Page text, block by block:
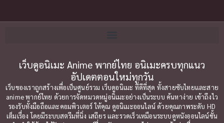
เว็บดูอนิเมะ Anime พากย์ไทย อนิเมะครบทุกแนว
อัปเดตตอนใหม่ทุกวัน
เว็บของเราถูกสร้างเพื่อเป็นศูนย์รวม เว็บดูอนิเมะ ที่ดีที่สุด ทั้งสายซับไทยและสาย
anime พากย์ไทย ด้วยการจัดหมวดหมู่อนิเมะอย่างเป็นระบบ ค้นหาง่าย เข้าถึงไว
รองรับทั้งมือถือและคอมพิวเตอร์ ให้คุณ ดูอนิเมะออนไลน์ ด้วยคุณภาพระดับ HD
เต็มเรื่อง โดยมีระบบสตรีมที่นิ่ง เสถียร และรวดเร็วเหมือนระบบดูหนังออนไลน์ชั้น